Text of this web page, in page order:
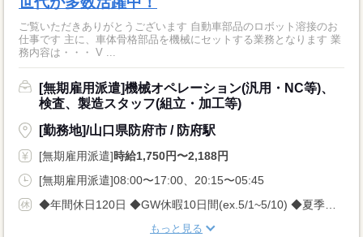
ご覧いただきありがとうございます 自動車部品のロボット溶接のお
仕事です 主に、車体骨格部品を機械にセットする業務となります 業
務内容は・・・ V ...
[無期雇用派遣]機械オペレーション(汎用・NC等)、
検査、製造スタッフ(組立・加工等)
[勤務地]/山口県防府市 / 防府駅
[無期雇用派遣]時給1,750円〜2,188円
[無期雇用派遣]08:00〜17:00、20:15〜05:45
◆年間休日120日 ◆GW休暇10日間(ex.5/1~5/10) ◆夏季休暇10日間(ex.8/10~8/19) ◆年末年始休暇10日間(ex.12/30~1/8) ■月に1回程度、土曜日出勤をお願いすることがあります。
もっと見る